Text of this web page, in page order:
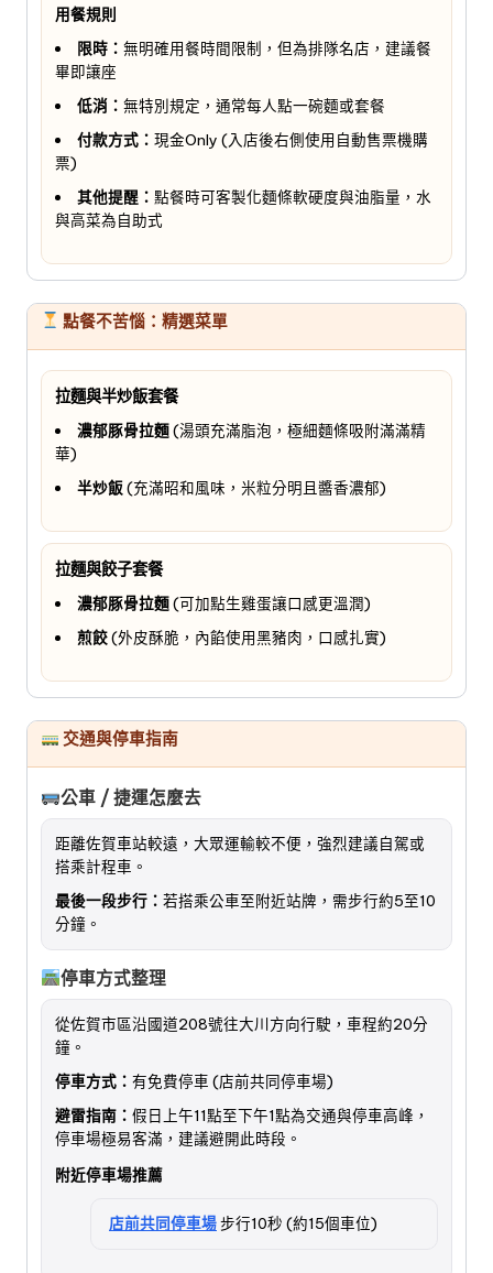
用餐規則
限時： 無明確用餐時間限制，但為排隊名店，建議餐
畢即讓座
低消： 無特別規定，通常每人點一碗麵或套餐
付款方式： 現金Only (入店後右側使用自動售票機購
票)
其他提醒： 點餐時可客製化麵條軟硬度與油脂量，水
與高菜為自助式
點餐不苦惱：精選菜單
拉麵與半炒飯套餐
濃郁豚骨拉麵(湯頭充滿脂泡，極細麵條吸附滿滿精
華)
半炒飯(充滿昭和風味，米粒分明且醬香濃郁)
拉麵與餃子套餐
濃郁豚骨拉麵(可加點生雞蛋讓口感更溫潤)
煎餃(外皮酥脆，內餡使用黑豬肉，口感扎實)
交通與停車指南
公車 / 捷運怎麼去
距離佐賀車站較遠，大眾運輸較不便，強烈建議自駕或
搭乘計程車。
最後一段步行： 若搭乘公車至附近站牌，需步行約5至10
分鐘。
停車方式整理
從佐賀市區沿國道208號往大川方向行駛，車程約20分
鐘。
停車方式： 有免費停車 (店前共同停車場)
避雷指南： 假日上午11點至下午1點為交通與停車高峰，
停車場極易客滿，建議避開此時段。
附近停車場推薦
店前共同停車場步行10秒 (約15個車位)